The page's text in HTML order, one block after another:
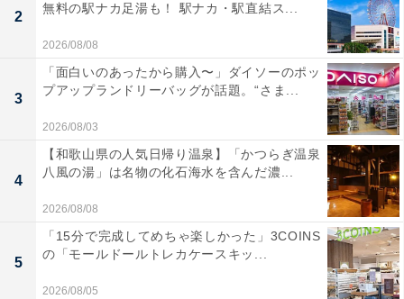
「会津東山温泉 くつろぎ宿 千代滝」の口コミは？
2
無料の駅ナカ足湯も！ 駅ナカ・駅直結ス...
2026/08/08
3
「面白いのあったから購入〜」ダイソーのポッ
プアップランドリーバッグが話題。“さま...
2026/08/03
4
【和歌山県の人気日帰り温泉】「かつらぎ温泉
八風の湯」は名物の化石海水を含んだ濃...
2026/08/08
5
「15分で完成してめちゃ楽しかった」3COINS
の「モールドールトレカケースキッ...
2026/08/05